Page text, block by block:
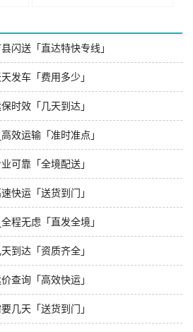
闪送「直达特快专线」
发车「费用多少」
时效「几天到达」
效运输「准时准点」
可靠「全境配送」
快运「送货到门」
程无虑「直发全境」
到达「资质齐全」
查询「高效快运」
几天「送货到门」